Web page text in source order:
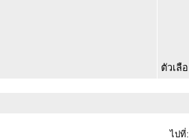
ตัวเลื
ไปที่: